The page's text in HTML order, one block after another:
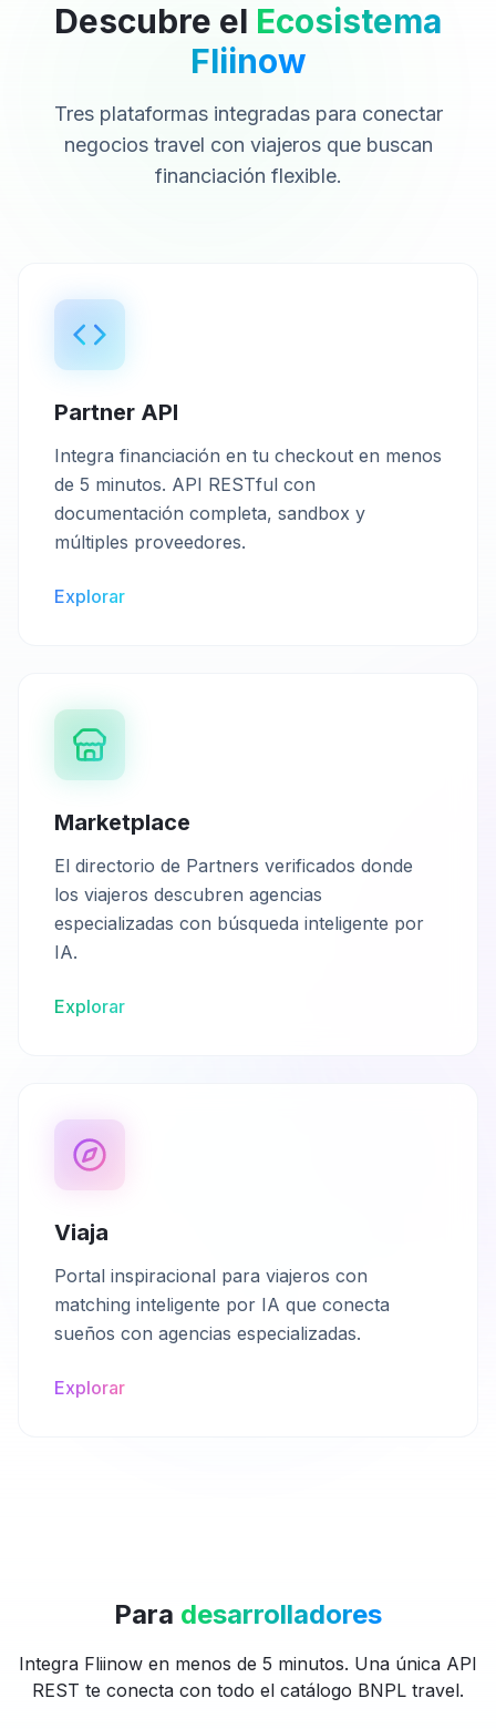
Descubre el Ecosistema
Fliinow
Tres plataformas integradas para conectar
negocios travel con viajeros que buscan
financiación flexible.
Partner API
Integra financiación en tu checkout en menos
de 5 minutos. API RESTful con
documentación completa, sandbox y
múltiples proveedores.
Explorar
Marketplace
El directorio de Partners verificados donde
los viajeros descubren agencias
especializadas con búsqueda inteligente por
IA.
Explorar
Viaja
Portal inspiracional para viajeros con
matching inteligente por IA que conecta
sueños con agencias especializadas.
Explorar
Para desarrolladores
Integra Fliinow en menos de 5 minutos. Una única API
REST te conecta con todo el catálogo BNPL travel.